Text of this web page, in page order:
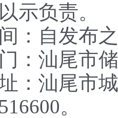
示负责。
自发布之
汕尾市储
汕尾市城
。